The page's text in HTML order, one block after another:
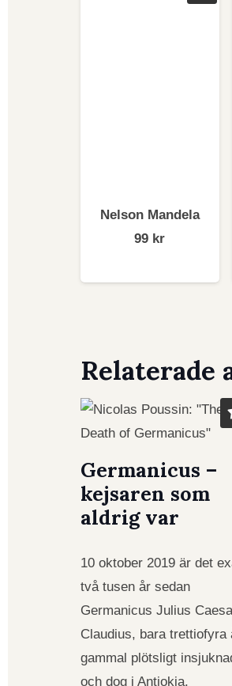
Nelson Mandela
99 kr
Germanicus –
kejsaren som
aldrig var
10 oktober 2019 är det
två tusen år sedan
Germanicus Julius
Claudius, bara trettiofyra
gammal plötsligt
och dog i Antiokia.